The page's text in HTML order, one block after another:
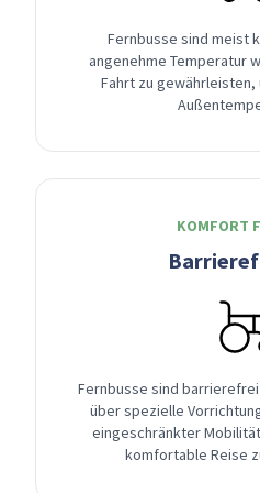
Fernbusse sind meist
angenehme Temperatur
Fahrt zu gewährleisten,
KOMFORT
Fernbusse sind
über spezielle
eingeschränkter
komfortable Reise